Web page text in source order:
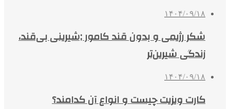
۱۴۰۴/۰۹/۱۸
شکر رژیمی و بدون قند کامور ;شیرینی بی‌قند،
زندگی شیرین‌تر
۱۴۰۴/۰۹/۱۸
کارت ویزیت چیست و انواع آن کدامند؟